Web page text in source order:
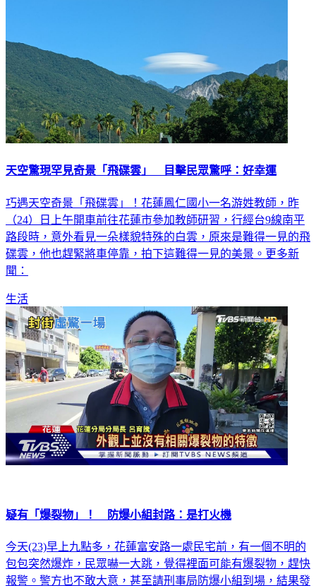
天空驚現罕見奇景「飛碟雲」 目擊民眾驚呼：好幸運
巧遇天空奇景「飛碟雲」！花蓮鳳仁國小一名游姓教師，昨
（24）日上午開車前往花蓮市參加教師研習，行經台9線南平
路段時，意外看見一朵樣貌特殊的白雲，原來是難得一見的飛
碟雲，他也趕緊將車停靠，拍下這難得一見的美景。更多新
聞：
生活
疑有「爆裂物」！ 防爆小組封路：是打火機
今天(23)早上九點多，花蓮富安路一處民宅前，有一個不明的
包包突然爆炸，民眾嚇一大跳，覺得裡面可能有爆裂物，趕快
報警。警方也不敢大意，甚至請刑事局防爆小組到場，結果發